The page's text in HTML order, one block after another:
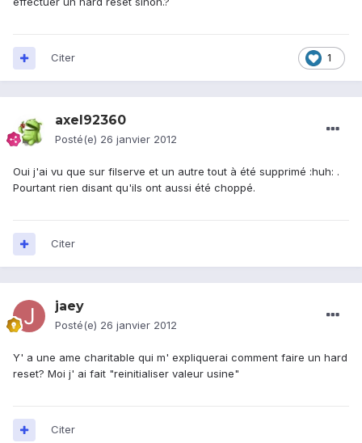
1
Citer
axel92360
Posté(e) 26 janvier 2012
Oui j'ai vu que sur filserve et un autre tout à été supprimé :huh: .
Pourtant rien disant qu'ils ont aussi été choppé.
Citer
jaey
Posté(e) 26 janvier 2012
Y' a une ame charitable qui m' expliquerai comment faire un hard
reset? Moi j' ai fait "reinitialiser valeur usine"
Citer